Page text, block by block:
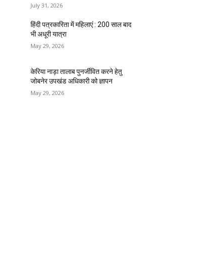
July 31, 2026
हिंदी पत्रकारिता में महिलाएं : 200 साल बाद
भी अधूरी यात्रा
May 29, 2026
केरिया नाड़ा तालाब पुनर्जीवित करने हेतु
जोबनेर उपखंड अधिकारी को ज्ञापन
May 29, 2026